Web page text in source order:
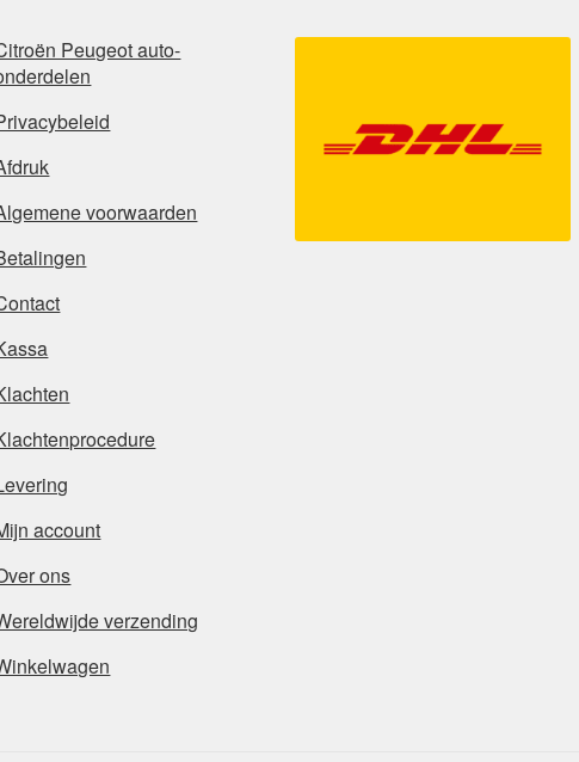
Peugeot auto-
voorwaarden
account
ons
verzending